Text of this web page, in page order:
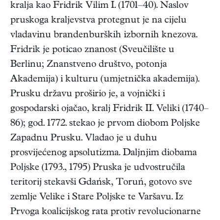
kralja kao Fridrik Vilim I. (1701–40). Naslov
pruskoga kraljevstva protegnut je na cijelu
vladavinu brandenburških izbornih knezova.
Fridrik je poticao znanost (Sveučilište u
Berlinu; Znanstveno društvo, potonja
Akademija) i kulturu (umjetnička akademija).
Prusku državu proširio je, a vojnički i
gospodarski ojačao, kralj Fridrik II. Veliki (1740–
86); god. 1772. stekao je prvom diobom Poljske
Zapadnu Prusku. Vladao je u duhu
prosvijećenog apsolutizma. Daljnjim diobama
Poljske (1793., 1795) Pruska je udvostručila
teritorij stekavši Gdańsk, Toruń, gotovo sve
zemlje Velike i Stare Poljske te Varšavu. Iz
Prvoga koalicijskog rata protiv revolucionarne